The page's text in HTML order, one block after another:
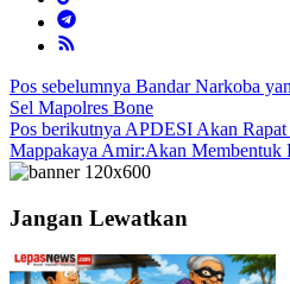
Navigasi
pos
Pos sebelumnya Bandar Narkoba
Sel Mapolres Bone
Pos berikutnyaAPDESI Akan
Mappakaya Amir:Akan Membentuk
Jangan Lewatkan